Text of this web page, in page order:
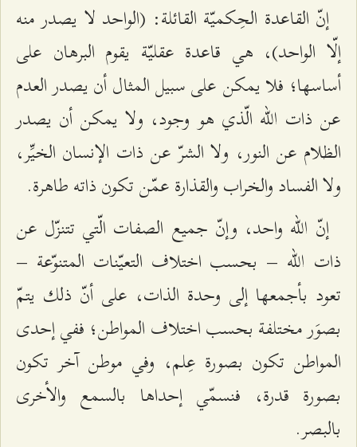
إنّ القاعدة الحِكميّة القائلة: (الواحد لا يصدر منه
إلّا الواحد)، هي قاعدة عقليّة يقوم البرهان على
أساسها؛ فلا يمكن على سبيل المثال أن يصدر العدم
عن ذات الله الّذي هو وجود، ولا يمكن أن يصدر
الظلام عن النور، ولا الشرّ عن ذات الإنسان الخيِّر،
ولا الفساد والخراب والقذارة عمّن تكون ذاته طاهرة.
إنّ الله واحد، وإنّ جميع الصفات الّتي تتنزّل عن
ذات الله – بحسب اختلاف التعيّنات المتنوّعة –
تعود بأجمعها إلى وحدة الذات، على أنّ ذلك يتمّ
بصوَر مختلفة بحسب اختلاف المواطن؛ ففي إحدى
المواطن تكون بصورة عِلم، وفي موطن آخر تكون
بصورة قدرة، فنسمّي إحداها بالسمع والأخرى
بالبصر.